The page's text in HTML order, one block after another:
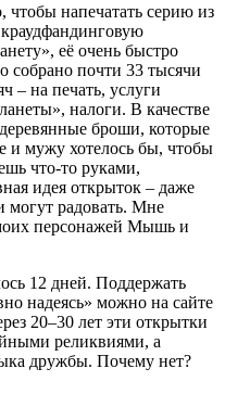
напечатать серию из
её очень быстро
собрано почти 33 тысячи
– на печать, услуги
налоги. В качестве
броши, которые
и мужу хотелось бы, чтобы
что-то руками,
идея открыток – даже
радовать. Мне
персонажей Мышь и
12 дней. Поддержать
надеясь» можно на сайте
20–30 лет эти открытки
реликвиями, а
дружбы. Почему нет?